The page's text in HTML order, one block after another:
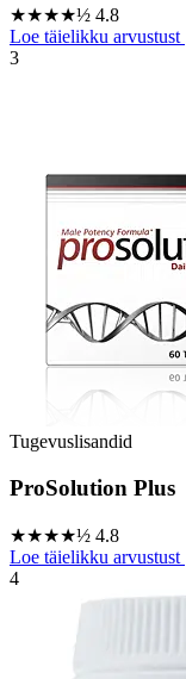
★★★★½ 4.8
Loe täielikku arvustust
3
Tugevuslisandid
ProSolution Plus
★★★★½ 4.8
Loe täielikku arvustust
4